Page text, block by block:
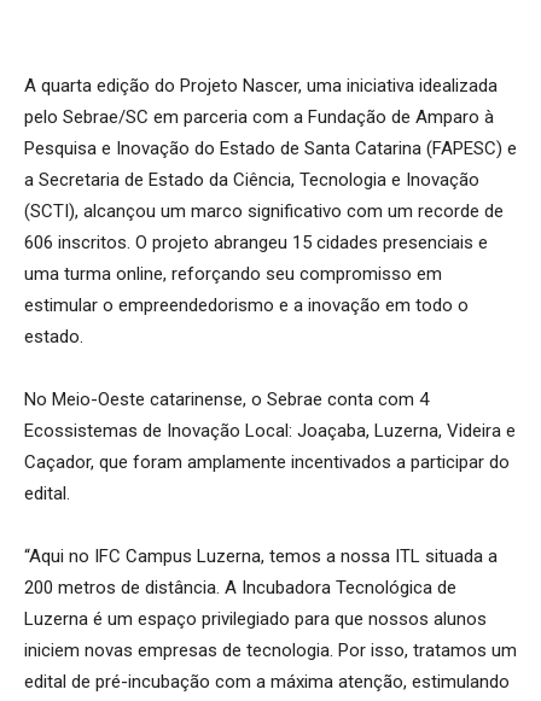
A quarta edição do Projeto Nascer, uma iniciativa idealizada
pelo Sebrae/SC em parceria com a Fundação de Amparo à
Pesquisa e Inovação do Estado de Santa Catarina (FAPESC) e
a Secretaria de Estado da Ciência, Tecnologia e Inovação
(SCTI), alcançou um marco significativo com um recorde de
606 inscritos. O projeto abrangeu 15 cidades presenciais e
uma turma online, reforçando seu compromisso em
estimular o empreendedorismo e a inovação em todo o
estado.
No Meio-Oeste catarinense, o Sebrae conta com 4
Ecossistemas de Inovação Local: Joaçaba, Luzerna, Videira e
Caçador, que foram amplamente incentivados a participar do
edital.
“Aqui no IFC Campus Luzerna, temos a nossa ITL situada a
200 metros de distância. A Incubadora Tecnológica de
Luzerna é um espaço privilegiado para que nossos alunos
iniciem novas empresas de tecnologia. Por isso, tratamos um
edital de pré-incubação com a máxima atenção, estimulando